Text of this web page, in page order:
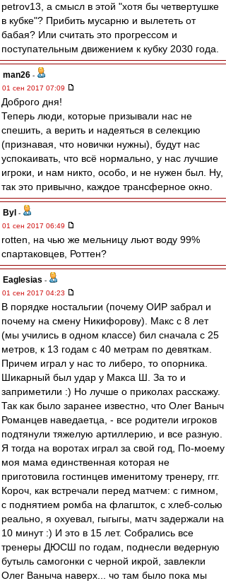
petrov13, а смысл в этой "хотя бы четвертушке
в кубке"? Прибить мусарню и вылететь от
бабая? Или считать это прогрессом и
поступательным движением к кубку 2030 года.
man26 -
01 сен 2017 07:09
Доброго дня!
Теперь люди, которые призывали нас не
спешить, а верить и надеяться в селекцию
(признавая, что новички нужны), будут нас
успокаивать, что всё нормально, у нас лучшие
игроки, и нам никто, особо, и не нужен был. Ну,
так это привычно, каждое трансферное окно.
Byl -
01 сен 2017 06:49
rotten, на чью же мельницу льют воду 99%
спартаковцев, Роттен?
Eaglesias -
01 сен 2017 04:23
В порядке ностальгии (почему ОИР забрал и
почему на смену Никифорову). Макс с 8 лет
(мы учились в одном классе) бил сначала с 25
метров, к 13 годам с 40 метрам по девяткам.
Причем играл у нас то либеро, то опорника.
Шикарный был удар у Макса Ш. За то и
заприметили :) Но лучше о приколах расскажу.
Так как было заранее известно, что Олег Ваныч
Романцев наведаетца, - все родители игроков
подтянули тяжелую артиллерию, и все разную.
Я тогда на воротах играл за свой год, По-моему
моя мама единственная которая не
приготовила гостинцев именитому тренеру, ггг.
Короч, как встречали перед матчем: с гимном,
с поднятием ромба на флагшток, с хлеб-солью
реально, я охуевал, гыгыгы, матч задержали на
10 минут :) И это в 15 лет. Собрались все
тренеры ДЮСШ по годам, поднесли ведерную
бутыль самогонки с черной икрой, завлекли
Олег Ваныча наверх... чо там было пока мы